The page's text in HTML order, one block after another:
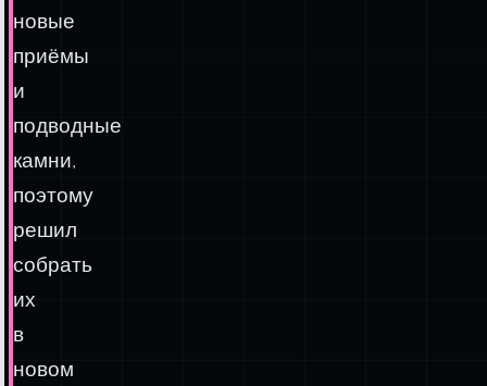
новые
приёмы
и
подводные
камни,
поэтому
решил
собрать
их
в
новом